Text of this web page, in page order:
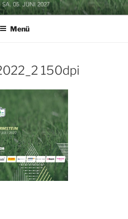
BUSINESSCUP
Menü
150dpi